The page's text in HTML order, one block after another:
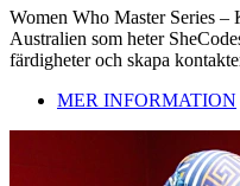
Women Who Master Series –
Australien som heter
färdigheter och skapa
MER INFORMATION